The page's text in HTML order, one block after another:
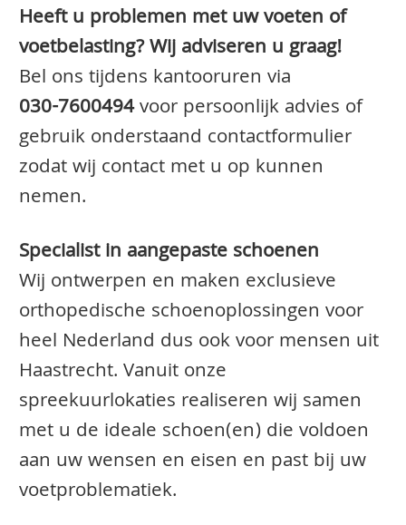
Heeft u problemen met uw voeten of
voetbelasting? Wij adviseren u graag!
Bel ons tijdens kantooruren via
030-7600494voor persoonlijk advies of
gebruik onderstaand contactformulier
zodat wij contact met u op kunnen
nemen.
Specialist in aangepaste schoenen
Wij ontwerpen en maken exclusieve
orthopedische schoenoplossingen voor
heel Nederland dus ook voor mensen uit
Haastrecht. Vanuit onze
spreekuurlokaties realiseren wij samen
met u de ideale schoen(en) die voldoen
aan uw wensen en eisen en past bij uw
voetproblematiek.